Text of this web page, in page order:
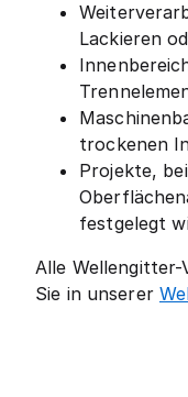
Lackieren
trockenen
Projekte,
festgelegt
Alle
Sie in unserer